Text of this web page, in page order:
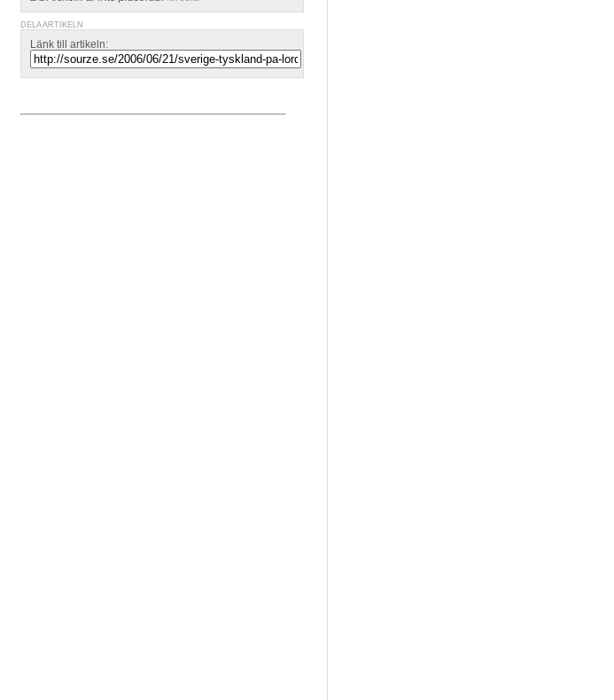
DELA ARTIKELN
Länk till artikeln: